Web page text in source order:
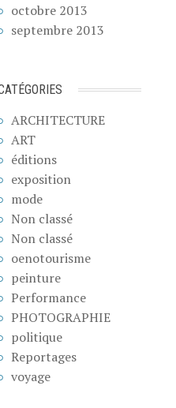
octobre 2013
septembre 2013
ARCHITECTURE
ART
éditions
exposition
mode
Non classé
Non classé
oenotourisme
peinture
Performance
PHOTOGRAPHIE
politique
Reportages
voyage